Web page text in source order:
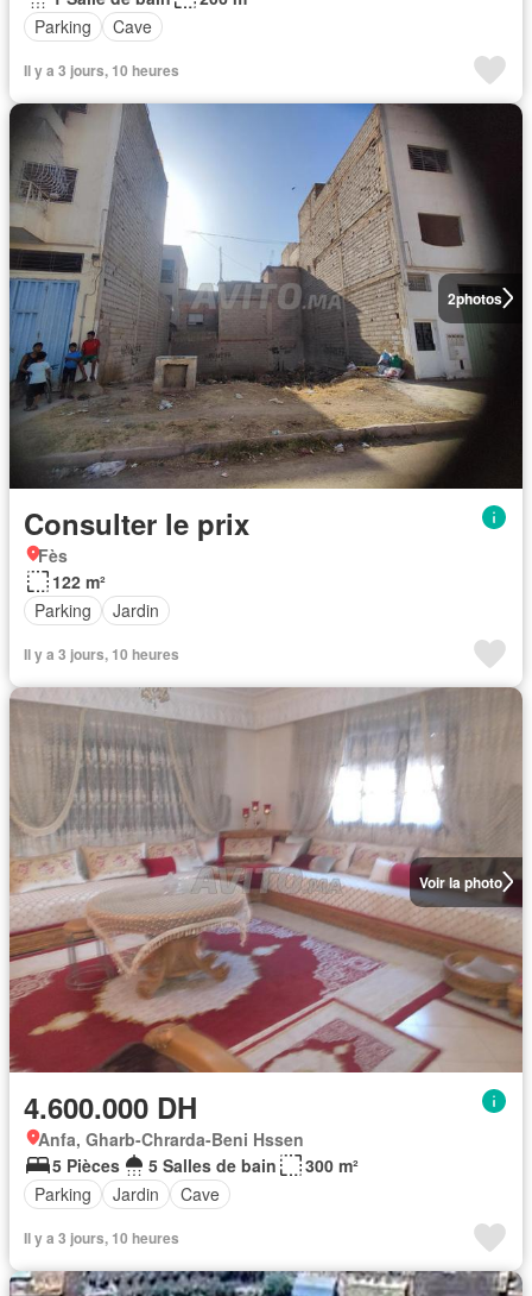
Parking
Cave
Il y a 3 jours, 10 heures
2photos
Consulter le prix
Fès
122 m²
Parking
Jardin
Il y a 3 jours, 10 heures
Voir la photo
4.600.000 DH
Anfa, Gharb-Chrarda-Beni Hssen
5 Pièces
5 Salles de bain
300 m²
Parking
Jardin Cave
Il y a 3 jours, 10 heures